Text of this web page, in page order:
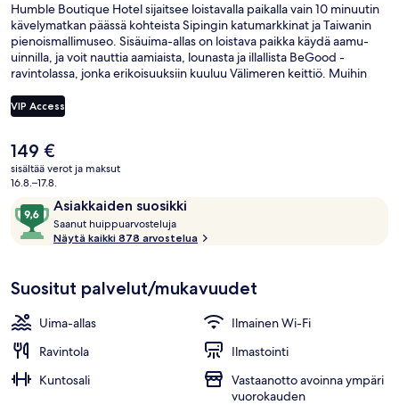
Humble Boutique Hotel sijaitsee loistavalla paikalla vain 10 minuutin
kävelymatkan päässä kohteista Sipingin katumarkkinat ja Taiwanin
pienoismallimuseo. Sisäuima-allas on loistava paikka käydä aamu-
uinnilla, ja voit nauttia aamiaista, lounasta ja illallista BeGood -
ravintolassa, jonka erikoisuuksiin kuuluu Välimeren keittiö. Muihin
pitävät majoituspaikasta erityisesti siksi, että se sijaitsee lähellä
julkisen liikenteen yhteyksiä: Songjiang Nanjingin metroasema
metroasema 11 minuutin kävelymatkan päässä.
VIP Access
Nykyinen
hinta
on
149 €
sisältää verot ja maksut
16.8.–17.8.
ArvostelutAsiakkaiden suosikki
9,6
kautta
10,
suosikki
Saanut huippuarvosteluja
a
u
Näytä kaikki 878 arvostelua
Suositut palvelut/mukavuudet
Uima-allas
Ilmainen Wi-Fi
Ravintola
Ilmastointi
Kuntosali
Vastaanotto avoinna ympäri
vuorokauden